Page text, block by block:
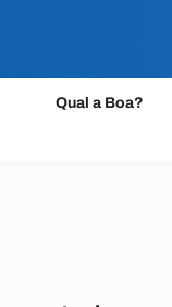
Qual a Boa?